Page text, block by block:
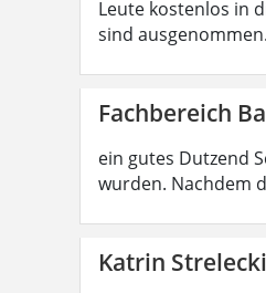
Leute kostenlos in
sind
Fachbereich
ein gutes Dutzend
wurden. Nachdem
Katrin Strelecki